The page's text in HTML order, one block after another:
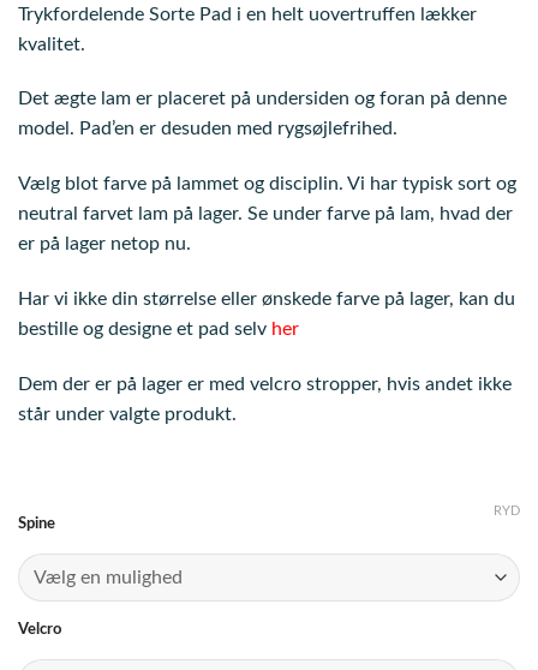
Trykfordelende Sorte Pad i en helt uovertruffen lækker
kvalitet.
Det ægte lam er placeret på undersiden og foran på denne
model. Pad’en er desuden med rygsøjlefrihed.
Vælg blot farve på lammet og disciplin. Vi har typisk sort og
neutral farvet lam på lager. Se under farve på lam, hvad der
er på lager netop nu.
Har vi ikke din størrelse eller ønskede farve på lager, kan du
bestille og designe et pad selv her
Dem der er på lager er med velcro stropper, hvis andet ikke
står under valgte produkt.
Spine
Velcro
RYD